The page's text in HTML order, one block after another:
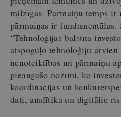
milzīgas. Pārmaiņu temps ir
pārmaiņas ir fundamentālas.
“Tehnoloģijās balstīta
atspoguļo tehnoloģiju arvien
nenoteiktības un pārmaiņu
pieaugošo nozīmi, ko
koordinācijas un
dati, analītika un digitālie